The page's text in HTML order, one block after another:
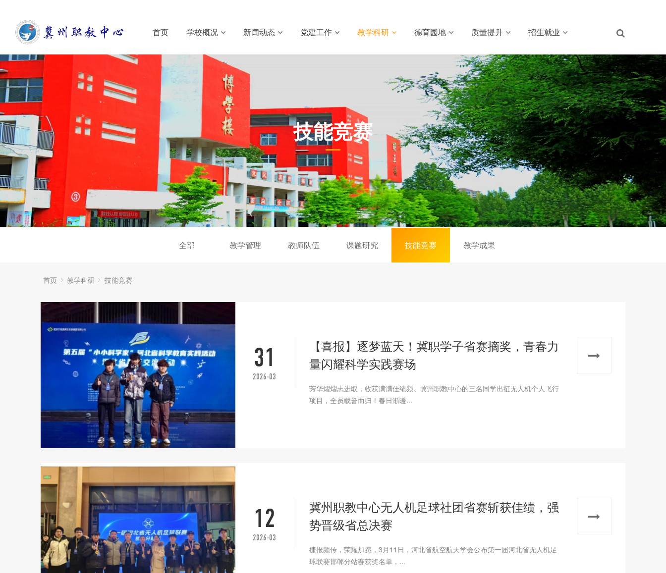
首页 学校概况 新闻动态 党建工作 教学科研 德育园地 质量提升 招生就业
技能竞赛
全部 教学管理 教师队伍 课题研究 技能竞赛 教学成果
首页 教学科研 技能竞赛
31
2026-03
【喜报】逐梦蓝天！冀职学子省赛摘奖，青春力
量闪耀科学实践赛场
芳华熠熠志进取，收获满满佳绩频。冀州职教中心的三名同学出征无人机个人飞行
项目，全员载誉而归！春日渐暖...
12
2026-03
冀州职教中心无人机足球社团省赛斩获佳绩，强
势晋级省总决赛
捷报频传，荣耀加冕，3月11日，河北省航空航天学会公布第一届河北省无人机足
球联赛邯郸分站赛获奖名单，...